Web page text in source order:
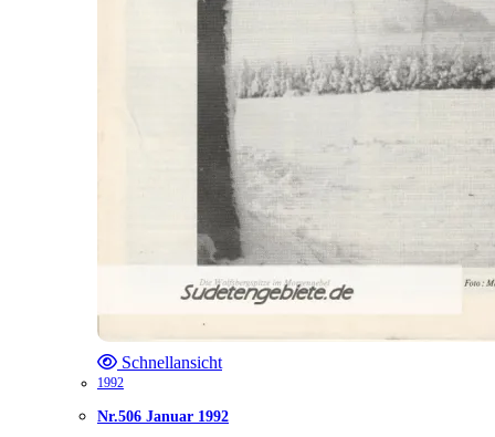
Schnellansicht
1992
Nr.506 Januar 1992